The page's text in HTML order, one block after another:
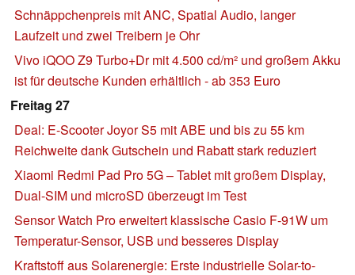
Schnäppchenpreis mit ANC, Spatial Audio, langer
Laufzeit und zwei Treibern je Ohr
Vivo iQOO Z9 Turbo+Dr mit 4.500 cd/m² und großem Akku
ist für deutsche Kunden erhältlich - ab 353 Euro
Freitag 27
Deal: E-Scooter Joyor S5 mit ABE und bis zu 55 km
Reichweite dank Gutschein und Rabatt stark reduziert
Xiaomi Redmi Pad Pro 5G – Tablet mit großem Display,
Dual-SIM und microSD überzeugt im Test
Sensor Watch Pro erweitert klassische Casio F-91W um
Temperatur-Sensor, USB und besseres Display
Kraftstoff aus Solarenergie: Erste industrielle Solar-to-